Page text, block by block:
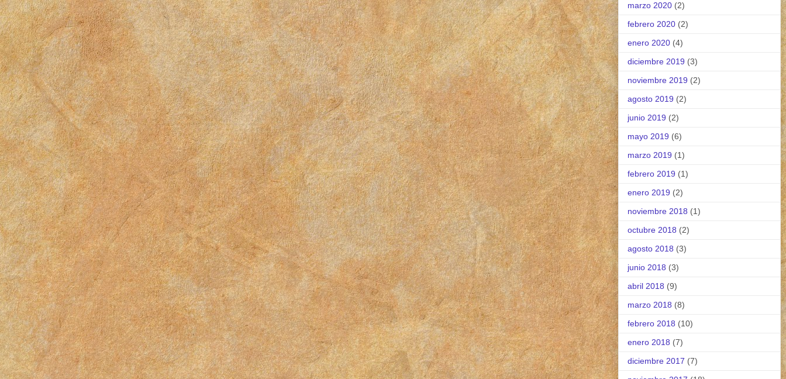
marzo 2020 (2)
febrero 2020 (2)
enero 2020 (4)
diciembre 2019 (3)
noviembre 2019 (2)
agosto 2019 (2)
junio 2019 (2)
mayo 2019 (6)
marzo 2019 (1)
febrero 2019 (1)
enero 2019 (2)
noviembre 2018 (1)
octubre 2018 (2)
agosto 2018 (3)
junio 2018 (3)
abril 2018 (9)
marzo 2018 (8)
febrero 2018 (10)
enero 2018 (7)
diciembre 2017 (7)